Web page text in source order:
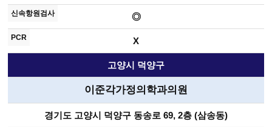
◎
X
고양시 덕양구
이준각가정의학과의원
경기도 고양시 덕양구 동송로 69, 2층 (삼송동)